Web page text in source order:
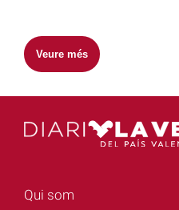
Veure més
Qui som